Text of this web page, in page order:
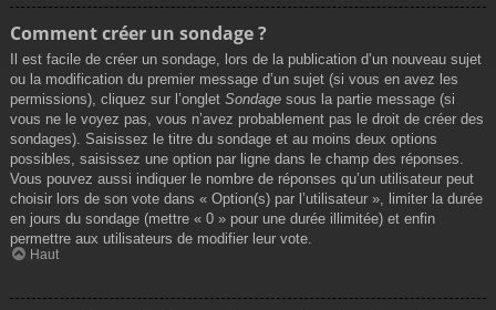
Comment créer un sondage ?
Il est facile de créer un sondage, lors de la publication d’un nouveau sujet
ou la modification du premier message d’un sujet (si vous en avez les
permissions), cliquez sur l’onglet Sondage sous la partie message (si
vous ne le voyez pas, vous n’avez probablement pas le droit de créer des
sondages). Saisissez le titre du sondage et au moins deux options
possibles, saisissez une option par ligne dans le champ des réponses.
Vous pouvez aussi indiquer le nombre de réponses qu’un utilisateur peut
choisir lors de son vote dans « Option(s) par l’utilisateur », limiter la durée
en jours du sondage (mettre « 0 » pour une durée illimitée) et enfin
permettre aux utilisateurs de modifier leur vote.
Haut